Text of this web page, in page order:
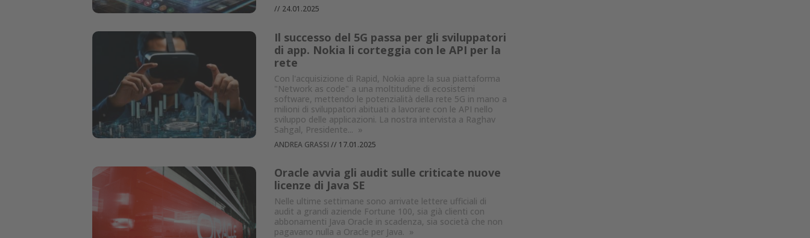
// 24.01.2025
Il successo del 5G passa per gli sviluppatori
di app. Nokia li corteggia con le API per la
rete
Con l'acquisizione di Rapid, Nokia apre la sua piattaforma
"Network as code" a una moltitudine di ecosistemi
software, mettendo le potenzialità della rete 5G in mano a
milioni di sviluppatori abituati a lavorare con le API nello
sviluppo delle applicazioni. La nostra intervista a Raghav
Sahgal, Presidente... »
ANDREA GRASSI // 17.01.2025
Oracle avvia gli audit sulle criticate nuove
licenze di Java SE
Nelle ultime settimane sono arrivate lettere ufficiali di
audit a grandi aziende Fortune 100, sia già clienti con
abbonamenti Java Oracle in scadenza, sia società che non
pagavano nulla a Oracle per Java. »